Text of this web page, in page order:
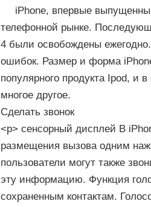
iPhone, впервые
телефонной рынке.
4 были освобождены
ошибок. Размер и форма
популярного продукта Ipod, и
многое другое.
Сделать звонок
<р> сенсорный дисплей В
размещения вызова одним
пользователи могут также
эту информацию. Функция
сохраненным контактам.